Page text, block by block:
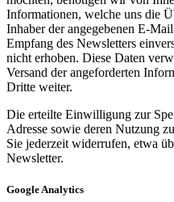
Informationen, welche uns die
Inhaber der angegebenen E-
Empfang des Newsletters
nicht erhoben. Diese Daten
Versand der angeforderten
Dritte weiter.
Die erteilte Einwilligung zur
Adresse sowie deren Nutzung
Sie jederzeit widerrufen, etwa
Newsletter.
Google Analytics